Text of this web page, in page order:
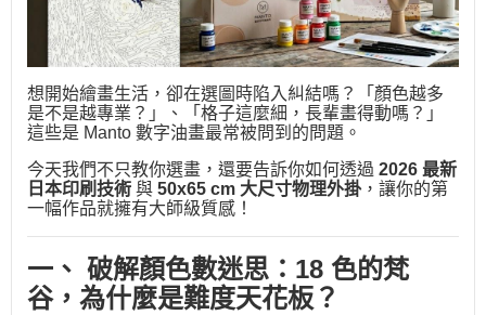
想開始繪畫生活，卻在選圖時陷入糾結嗎？「顏色越多
是不是越專業？」、「格子這麼細，長輩畫得動嗎？」
這些是 Manto 數字油畫最常被問到的問題。
今天我們不只教你選畫，還要告訴你如何透過 2026 最新
日本印刷技術 與 50x65 cm 大尺寸物理外掛，讓你的第
一幅作品就擁有大師級質感！
一、 破解顏色數迷思：18 色的梵
谷，為什麼是難度天花板？